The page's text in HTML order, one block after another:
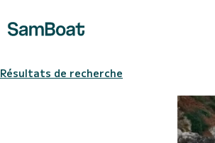
Résultats de recherche